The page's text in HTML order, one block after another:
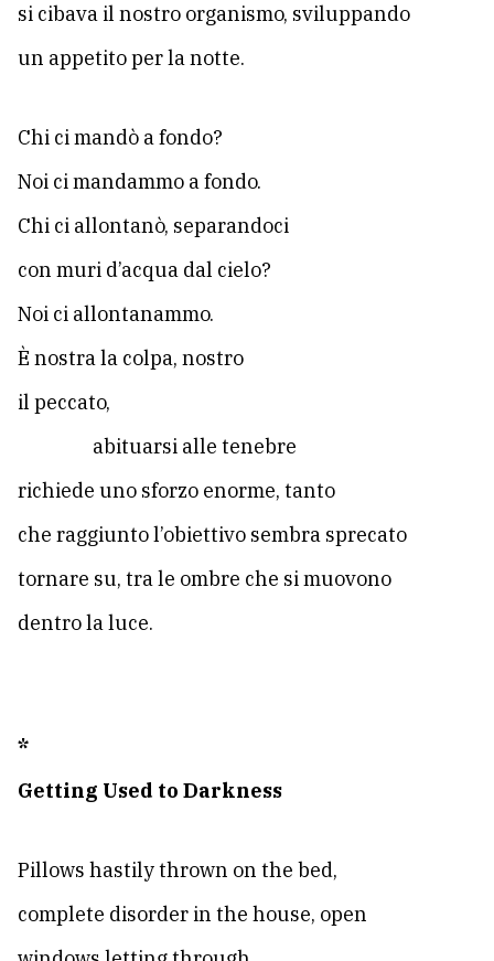
si cibava il nostro organismo, sviluppando
un appetito per la notte.
Chi ci mandò a fondo?
Noi ci mandammo a fondo.
Chi ci allontanò, separandoci
con muri d’acqua dal cielo?
Noi ci allontanammo.
È nostra la colpa, nostro
il peccato,
abituarsi alle tenebre
richiede uno sforzo enorme, tanto
che raggiunto l’obiettivo sembra sprecato
tornare su, tra le ombre che si muovono
dentro la luce.
*
Getting Used to Darkness
Pillows hastily thrown on the bed,
complete disorder in the house, open